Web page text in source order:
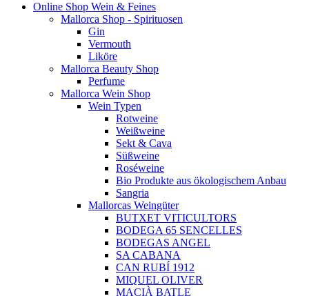
Online Shop Wein & Feines
Mallorca Shop - Spirituosen
Gin
Vermouth
Liköre
Mallorca Beauty Shop
Perfume
Mallorca Wein Shop
Wein Typen
Rotweine
Weißweine
Sekt & Cava
Süßweine
Roséweine
Bio Produkte aus ökologischem Anbau
Sangria
Mallorcas Weingüter
BUTXET VITICULTORS
BODEGA 65 SENCELLES
BODEGAS ANGEL
SA CABANA
CAN RUBÍ 1912
MIQUEL OLIVER
MACIÀ BATLE